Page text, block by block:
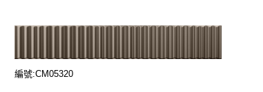
編號:CM05320